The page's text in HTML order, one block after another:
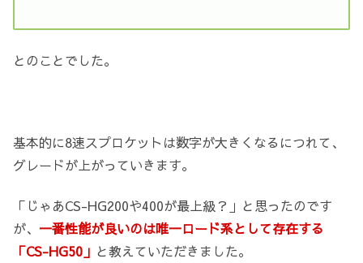
とのことでした。
基本的に8速スプロケットは数字が大きくなるにつれて、
グレードが上がっていきます。
「じゃあCS-HG200や400が最上級？」と思ったのです
が、 一番性能が良いのは唯一ロード系として存在する
「CS-HG50」 と教えていただきました。